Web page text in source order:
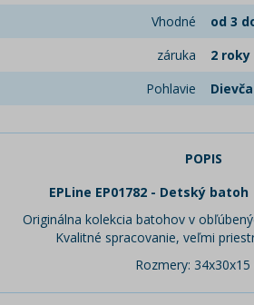
Vhodné
od 3
záruka
2 roky
Pohlavie
Dievča
POPIS
EPLine EP01782 - Detský
Originálna kolekcia batohov v
Kvalitné spracovanie, veľmi
Rozmery: 34x30x15